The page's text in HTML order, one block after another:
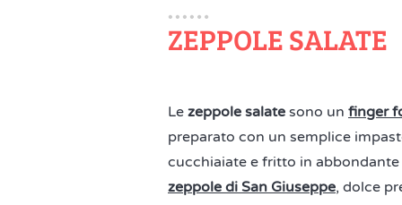
ZEPPOLE SALATE
Le zeppole salate sono un finger
preparato con un semplice
cucchiaiate e fritto in abbondante
zeppole di San Giuseppe, dolce